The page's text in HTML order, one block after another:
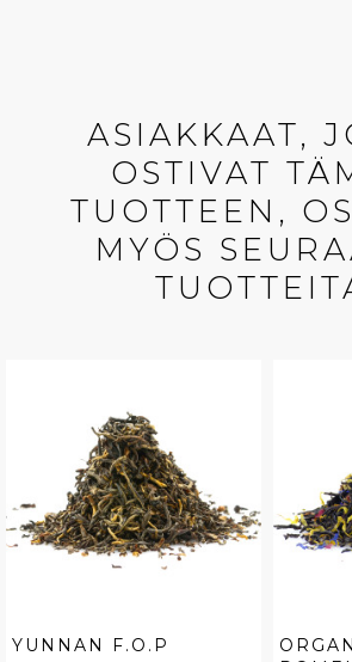
ASIAKKAAT,
OSTIVAT
TUOTTEEN,
MYÖS
YUNNAN F.O.P